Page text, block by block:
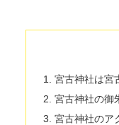
宮古神社は宮
宮古神社の御
宮古神社のア